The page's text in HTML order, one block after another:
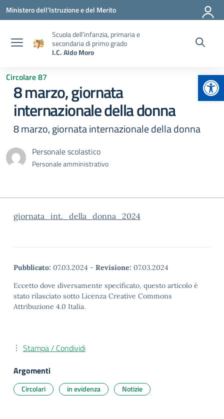
Vai ai contenuti
Vai al menu di navigazione
Vai al footer
Ministero dell'Istruzione e del Merito
Scuola dell’infanzia, primaria e
secondaria di primo grado
I.C. Aldo Moro
Circolare 87
8 marzo, giornata
internazionale della donna
8 marzo, giornata internazionale della donna
Personale scolastico
Personale amministrativo
giornata_int._della_donna_2024
Pubblicato: 07.03.2024 - Revisione: 07.03.2024
Eccetto dove diversamente specificato, questo articolo è
stato rilasciato sotto Licenza Creative Commons
Attribuzione 4.0 Italia.
Stampa / Condividi
Argomenti
Circolari in evidenza Notizie